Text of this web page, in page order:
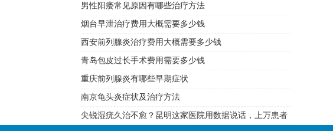
男性阳痿常见原因有哪些治疗方法
烟台早泄治疗费用大概需要多少钱
西安前列腺炎治疗费用大概需要多少钱
青岛包皮过长手术费用需要多少钱
重庆前列腺炎有哪些早期症状
南京龟头炎症状及治疗方法
尖锐湿疣久治不愈？昆明这家医院用数据说话，上万患者